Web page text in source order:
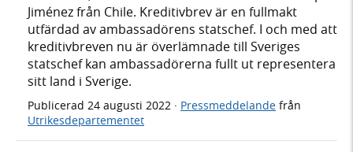
Jiménez från Chile. Kreditivbrev är en fullmakt
utfärdad av ambassadörens statschef. I och med att
kreditivbreven nu är överlämnade till Sveriges
statschef kan ambassadörerna fullt ut representera
sitt land i Sverige.
Publicerad 24 augusti 2022 · Pressmeddelande från
Utrikesdepartementet